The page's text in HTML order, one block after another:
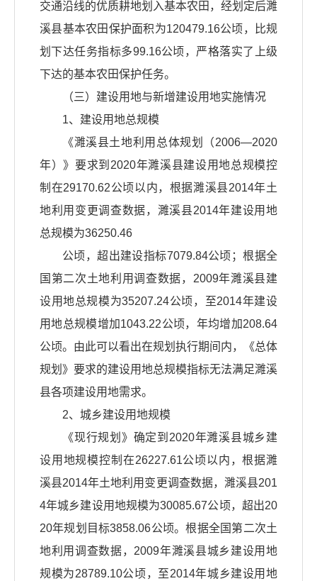
交通沿线的优质耕地划入基本农田，经划定后濉
溪县基本农田保护面积为120479.16公顷，比规
划下达任务指标多99.16公顷，严格落实了上级
下达的基本农田保护任务。
（三）建设用地与新增建设用地实施情况
1、建设用地总规模
《濉溪县土地利用总体规划（2006—2020
年）》要求到2020年濉溪县建设用地总规模控
制在29170.62公顷以内，根据濉溪县2014年土
地利用变更调查数据，濉溪县2014年建设用地
总规模为36250.46
公顷，超出建设指标7079.84公顷；根据全
国第二次土地利用调查数据，2009年濉溪县建
设用地总规模为35207.24公顷，至2014年建设
用地总规模增加1043.22公顷，年均增加208.64
公顷。由此可以看出在规划执行期间内，《总体
规划》要求的建设用地总规模指标无法满足濉溪
县各项建设用地需求。
2、城乡建设用地规模
《现行规划》确定到2020年濉溪县城乡建
设用地规模控制在26227.61公顷以内，根据濉
溪县2014年土地利用变更调查数据，濉溪县201
4年城乡建设用地规模为30085.67公顷，超出20
20年规划目标3858.06公顷。根据全国第二次土
地利用调查数据，2009年濉溪县城乡建设用地
规模为28789.10公顷，至2014年城乡建设用地